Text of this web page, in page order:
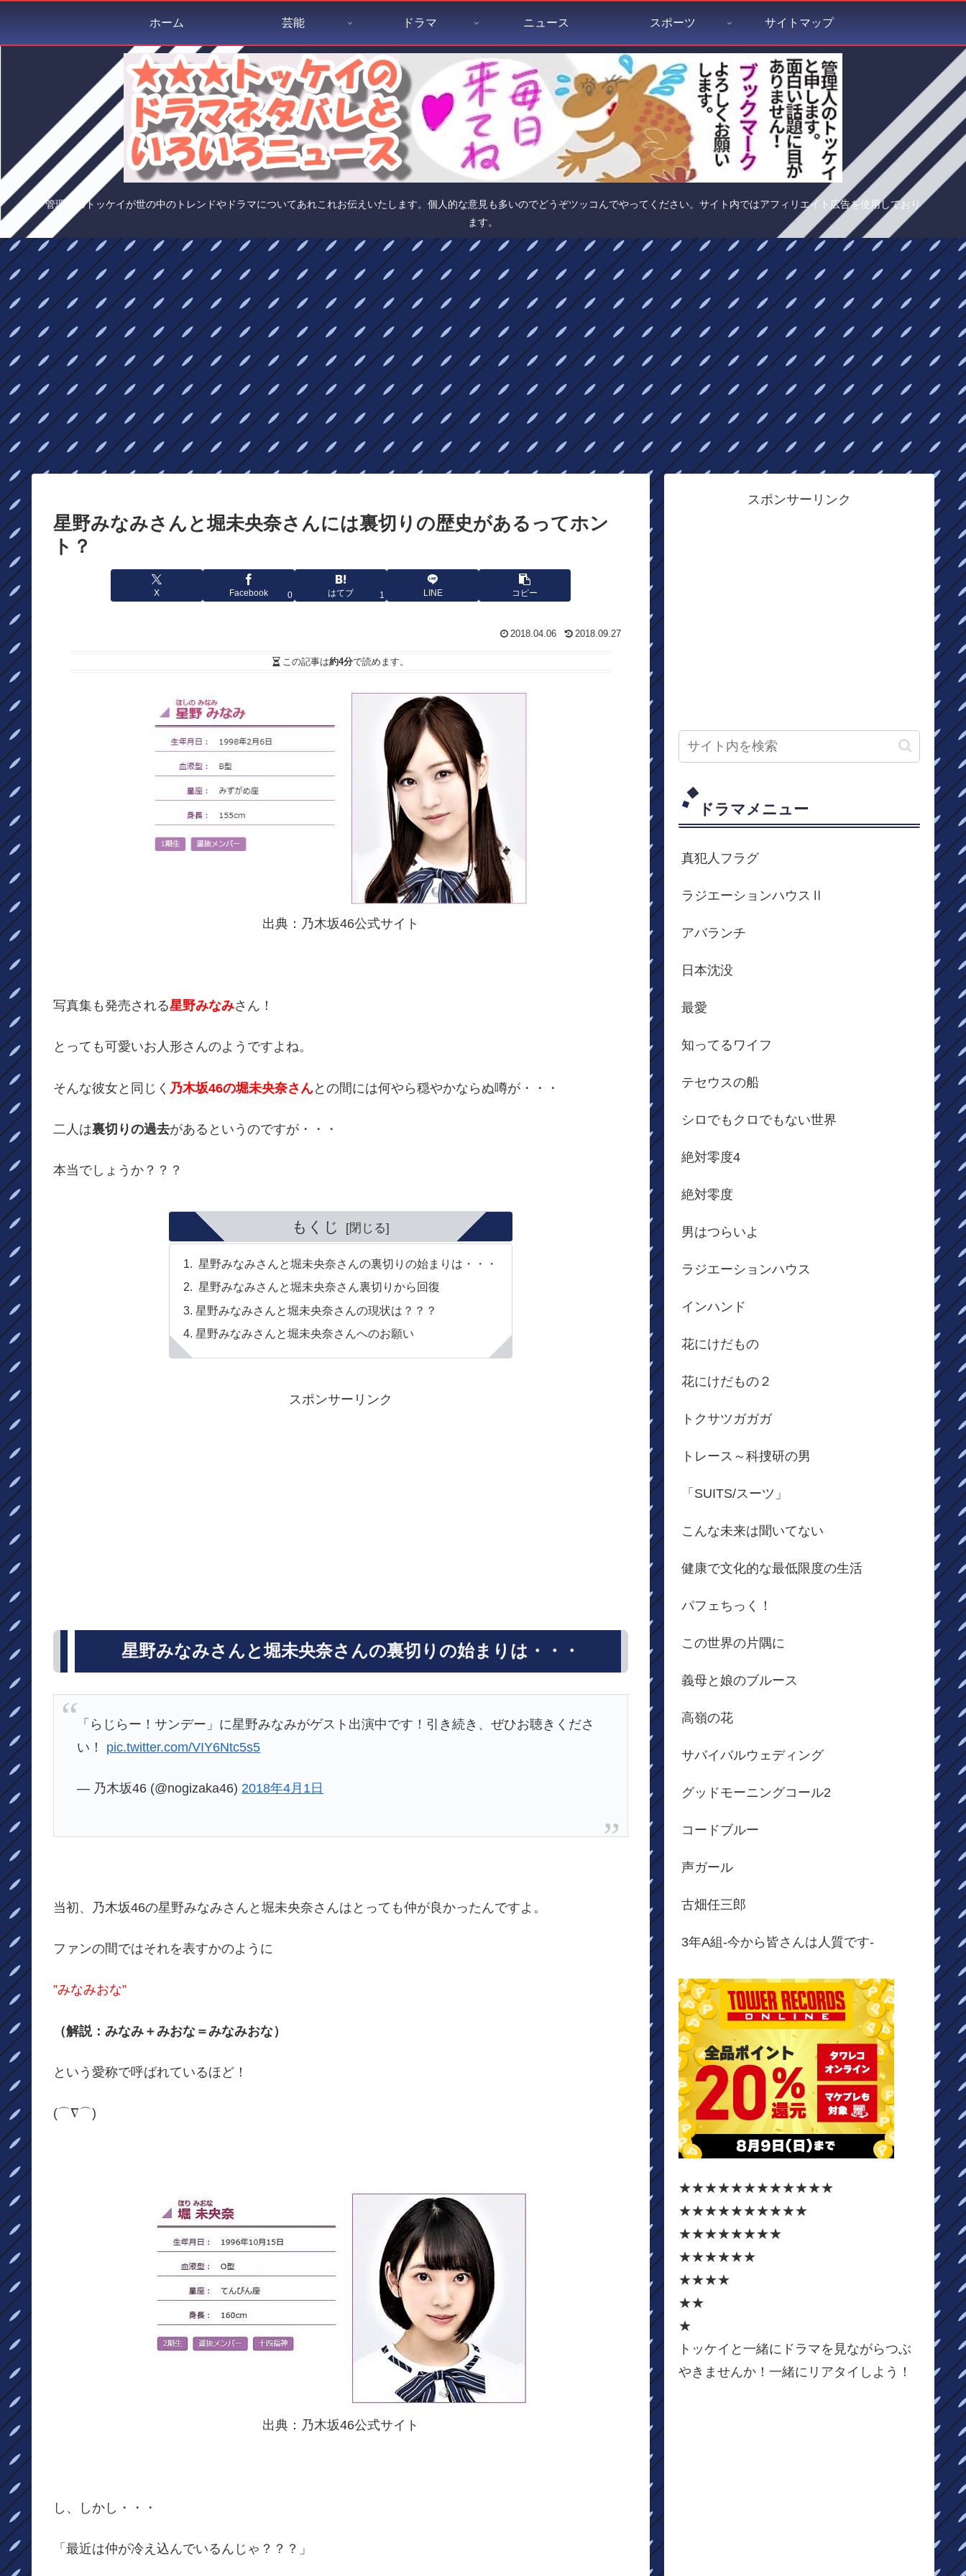
管理人のトッケイが世の中のトレンドやドラマについてあれこれお伝えいたします。個人的な意見も多いのでどうぞツッコんでやってください。サイト内ではアフィリエイト広告を使用しており
ます。
ホーム 芸能 ドラマ ニュース スポーツ サイトマップ
星野みなみさんと堀未央奈さんには裏切りの歴史があるってホン
ト？
X Facebook 0 はてブ 1 LINE コピー
2018.04.06 2018.09.27
この記事は約4分で読めます。
出典：乃木坂46公式サイト
写真集も発売される星野みなみさん！
とっても可愛いお人形さんのようですよね。
そんな彼女と同じく 乃木坂46の堀未央奈さんとの間には何やら穏やかならぬ噂が・・・
二人は裏切りの過去があるというのですが・・・
本当でしょうか？？？
もくじ
星野みなみさんと堀未央奈さんの裏切りの始まりは・・・
星野みなみさんと堀未央奈さん裏切りから回復
星野みなみさんと堀未央奈さんの現状は？？？
星野みなみさんと堀未央奈さんへのお願い
スポンサーリンク
星野みなみさんと堀未央奈さんの裏切りの始まりは・・・
「らじらー！サンデー」に星野みなみがゲスト出演中です！引き続き、ぜひお聴きくださ
い！ pic.twitter.com/VIY6Ntc5s5
— 乃木坂46 (@nogizaka46) 2018年4月1日
当初、乃木坂46の星野みなみさんと堀未央奈さんはとっても仲が良かったんですよ。
ファンの間ではそれを表すかのように
”みなみおな”
（解説：みなみ＋みおな＝みなみおな）
という愛称で呼ばれているほど！
(⌒∇⌒)
出典：乃木坂46公式サイト
し、しかし・・・
「最近は仲が冷え込んでいるんじゃ？？？」
スポンサーリンク
ドラマメニュー
真犯人フラグ
ラジエーションハウスⅡ
アバランチ
日本沈没
最愛
知ってるワイフ
テセウスの船
シロでもクロでもない世界
絶対零度4
絶対零度
男はつらいよ
ラジエーションハウス
インハンド
花にけだもの
花にけだもの２
トクサツガガガ
トレース～科捜研の男
「SUITS/スーツ」
こんな未来は聞いてない
健康で文化的な最低限度の生活
パフェちっく！
この世界の片隅に
義母と娘のブルース
高嶺の花
サバイバルウェディング
グッドモーニングコール2
コードブルー
声ガール
古畑任三郎
3年A組-今から皆さんは人質です-
★★★★★★★★★★★★
★★★★★★★★★★
★★★★★★★★
★★★★★★
★★★★
★★
★
トッケイと一緒にドラマを見ながらつぶ
やきませんか！一緒にリアタイしよう！